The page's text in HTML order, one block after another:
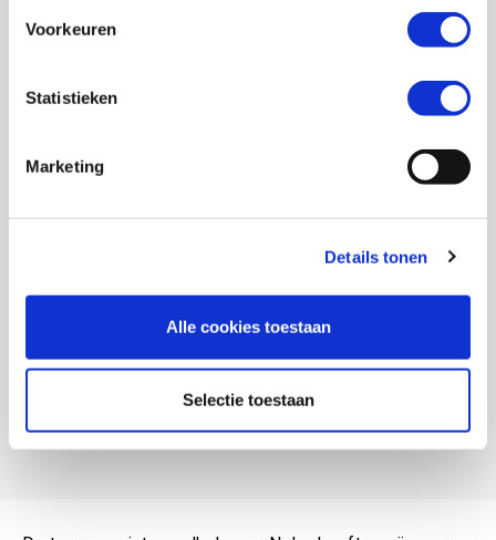
Voorkeuren
Statistieken
Marketing
Details tonen
Alle cookies toestaan
Selectie toestaan
Zonnevizier
binnenvoering
Aantal buitenschalen
Gewicht
0 KILOGRAM
Nee
Leveranciersnummer
N870002670091